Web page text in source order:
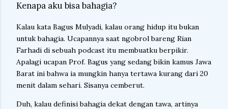
Kenapa aku bisa bahagia?
Kalau kata Bagus Mulyadi, kalau orang hidup itu bukan
untuk bahagia. Ucapannya saat ngobrol bareng Rian
Farhadi di sebuah podcast itu membuatku berpikir.
Apalagi ucapan Prof. Bagus yang sedang bikin kamus Jawa
Barat ini bahwa ia mungkin hanya tertawa kurang dari 20
menit dalam sehari. Sisanya cemberut.
Duh, kalau definisi bahagia dekat dengan tawa, artinya